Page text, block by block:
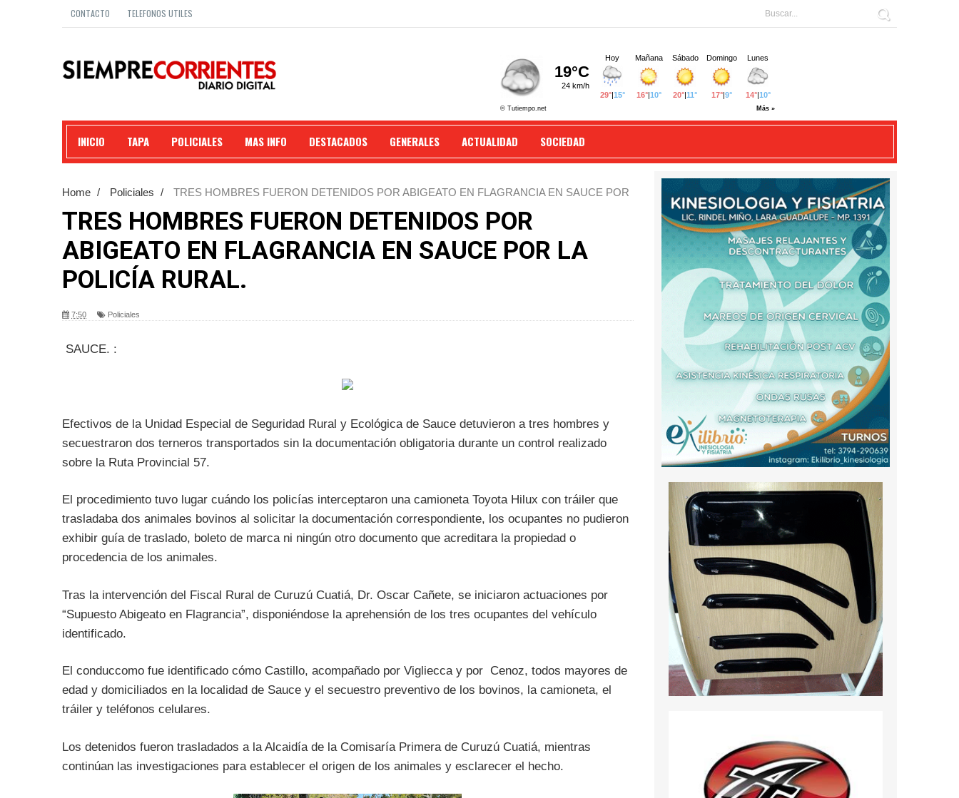
CONTACTO TELEFONOS UTILES
INICIO TAPA POLICIALES MAS INFO DESTACADOS GENERALES ACTUALIDAD SOCIEDAD
Home / Policiales /
TRES HOMBRES FUERON DETENIDOS POR ABIGEATO EN FLAGRANCIA EN SAUCE POR
TRES HOMBRES FUERON DETENIDOS POR
ABIGEATO EN FLAGRANCIA EN SAUCE POR LA
POLICÍA RURAL.
7:50 Policiales
SAUCE. :
Efectivos de la Unidad Especial de Seguridad Rural y Ecológica de Sauce detuvieron a tres hombres y
secuestraron dos terneros transportados sin la documentación obligatoria durante un control realizado
sobre la Ruta Provincial 57.
El procedimiento tuvo lugar cuándo los policías interceptaron una camioneta Toyota Hilux con tráiler que
trasladaba dos animales bovinos al solicitar la documentación correspondiente, los ocupantes no pudieron
exhibir guía de traslado, boleto de marca ni ningún otro documento que acreditara la propiedad o
procedencia de los animales.
Tras la intervención del Fiscal Rural de Curuzú Cuatiá, Dr. Oscar Cañete, se iniciaron actuaciones por
“Supuesto Abigeato en Flagrancia”, disponiéndose la aprehensión de los tres ocupantes del vehículo
identificado.
El conduccomo fue identificado cómo Castillo, acompañado por Vigliecca y por Cenoz, todos mayores de
edad y domiciliados en la localidad de Sauce y el secuestro preventivo de los bovinos, la camioneta, el
tráiler y teléfonos celulares.
Los detenidos fueron trasladados a la Alcaidía de la Comisaría Primera de Curuzú Cuatiá, mientras
continúan las investigaciones para establecer el origen de los animales y esclarecer el hecho.